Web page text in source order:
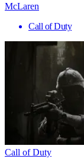
McLaren
Call of Duty
Call of Duty